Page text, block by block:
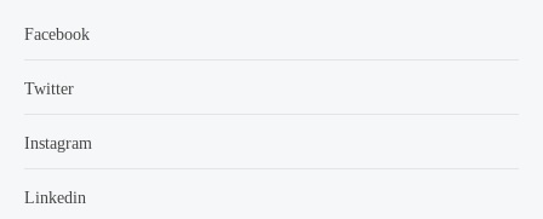
Facebook
Twitter
Instagram
Linkedin